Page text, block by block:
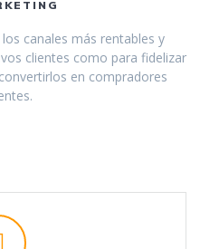
canales más rentables y
clientes como para fidelizar
en compradores